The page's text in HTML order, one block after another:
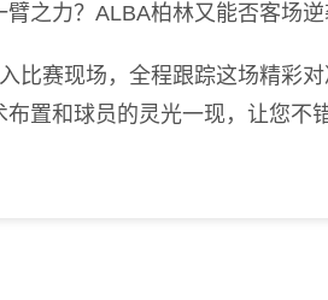
之力？ALBA柏林又能否客场逆
比赛现场，全程跟踪这场精彩
置和球员的灵光一现，让您不